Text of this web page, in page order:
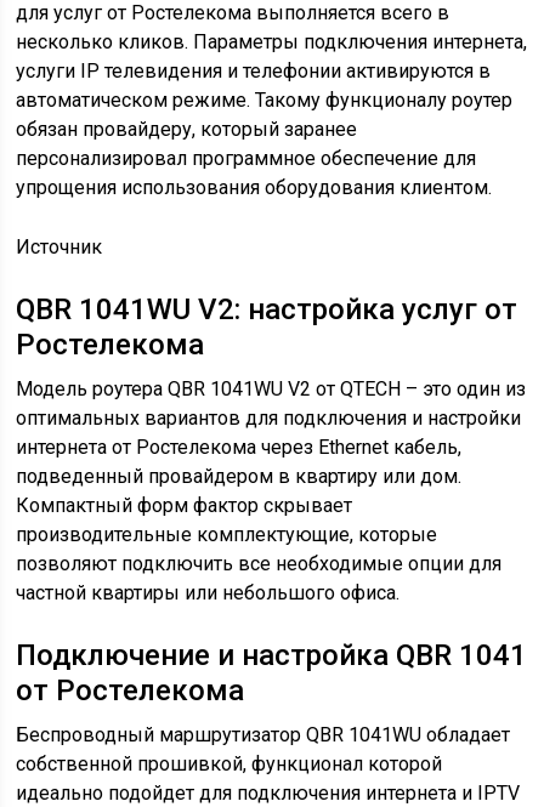
для услуг от Ростелекома выполняется всего в
несколько кликов. Параметры подключения интернета,
услуги IP телевидения и телефонии активируются в
автоматическом режиме. Такому функционалу роутер
обязан провайдеру, который заранее
персонализировал программное обеспечение для
упрощения использования оборудования клиентом.
Источник
QBR 1041WU V2: настройка услуг от
Ростелекома
Модель роутера QBR 1041WU V2 от QTECH – это один из
оптимальных вариантов для подключения и настройки
интернета от Ростелекома через Ethernet кабель,
подведенный провайдером в квартиру или дом.
Компактный форм фактор скрывает
производительные комплектующие, которые
позволяют подключить все необходимые опции для
частной квартиры или небольшого офиса.
Подключение и настройка QBR 1041
от Ростелекома
Беспроводный маршрутизатор QBR 1041WU обладает
собственной прошивкой, функционал которой
идеально подойдет для подключения интернета и IPTV